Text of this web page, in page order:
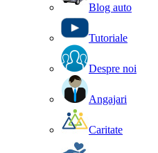
Blog auto
Tutoriale
Despre noi
Angajari
Caritate